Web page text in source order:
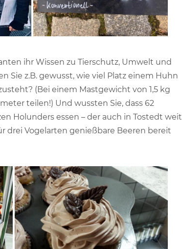
ihr Wissen zu Tierschutz, Umwelt und
Sie z.B. gewusst, wie viel Platz einem Huhn
(Bei einem Mastgewicht von 1,5 kg
teilen!) Und wussten Sie, dass 62
Holunders essen – der auch in Tostedt weit
drei Vogelarten genießbare Beeren bereit